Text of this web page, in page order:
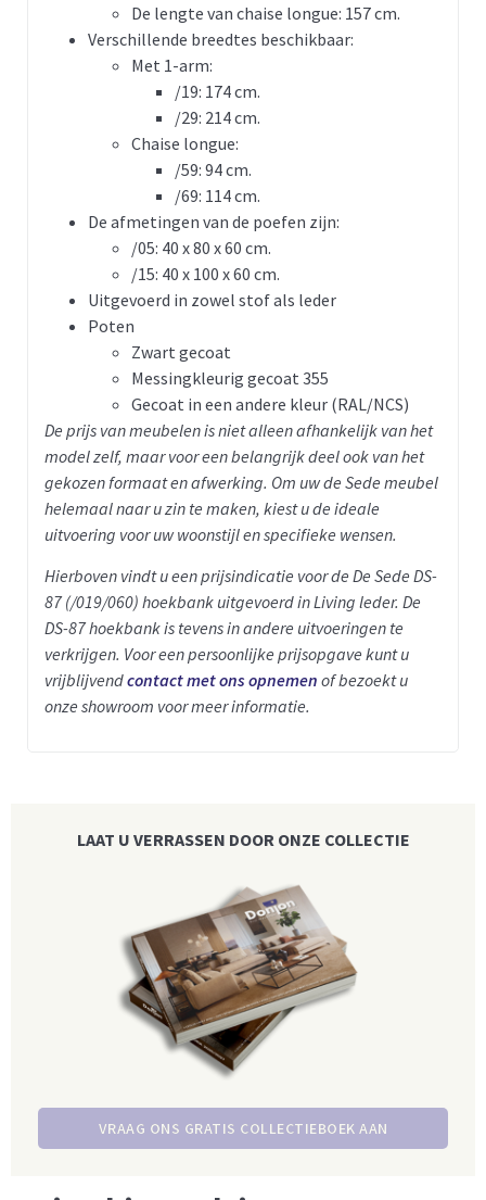
De lengte van chaise longue: 157 cm.
Verschillende breedtes beschikbaar:
Met 1-arm:
/19: 174 cm.
/29: 214 cm.
Chaise longue:
/59: 94 cm.
/69: 114 cm.
De afmetingen van de poefen zijn:
/05: 40 x 80 x 60 cm.
/15: 40 x 100 x 60 cm.
Uitgevoerd in zowel stof als leder
Poten
Zwart gecoat
Messingkleurig gecoat 355
Gecoat in een andere kleur (RAL/NCS)
De prijs van meubelen is niet alleen afhankelijk van het
model zelf, maar voor een belangrijk deel ook van het
gekozen formaat en afwerking. Om uw de Sede meubel
helemaal naar u zin te maken, kiest u de ideale
uitvoering voor uw woonstijl en specifieke wensen.
Hierboven vindt u een prijsindicatie voor de De Sede DS-
87 (/019/060) hoekbank uitgevoerd in Living leder. De
DS-87 hoekbank is tevens in andere uitvoeringen te
verkrijgen. Voor een persoonlijke prijsopgave kunt u
vrijblijvendcontact met ons opnemen of bezoekt u
onze showroom voor meer informatie.
LAAT U VERRASSEN DOOR ONZE COLLECTIE
VRAAG ONS GRATIS COLLECTIEBOEK AAN